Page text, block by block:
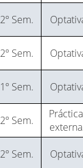
2º Sem.
2º Sem.
1º Sem.
2º Sem.
2º Sem.